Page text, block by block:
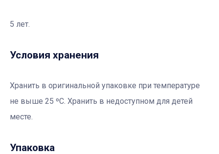
5 лет.
Условия хранения
Хранить в оригинальной упаковке при температуре
не выше 25 ºС. Хранить в недоступном для детей
месте.
Упаковка